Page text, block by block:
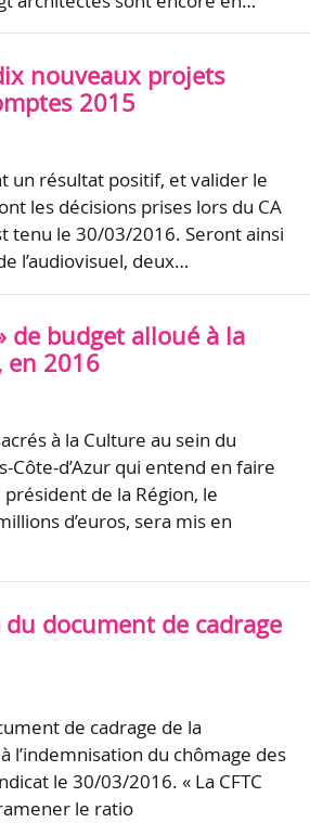
nouveaux projets
2015
un résultat positif, et valider le
les décisions prises lors du CA
tenu le 30/03/2016. Seront ainsi
l’audiovisuel, deux…
de budget alloué à la
en 2016
à la Culture au sein du
Côte-d’Azur qui entend en faire
de la Région, le
d’euros, sera mis en
document de cadrage
de cadrage de la
l’indemnisation du chômage des
le 30/03/2016. « La CFTC
le ratio